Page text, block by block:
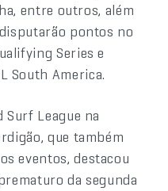
entre outros, além
pontos no
Series e
South America.
League na
que também
eventos, destacou
da segunda